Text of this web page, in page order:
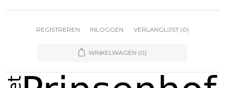
REGISTREREN INLOGGEN VERLANGLIJST (0)
WINKELWAGEN (0)